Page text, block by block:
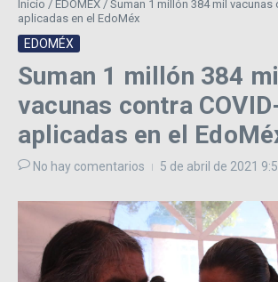
Inicio / EDOMÉX / Suman 1 millón 384 mil vacunas
aplicadas en el EdoMéx
EDOMÉX
Suman 1 millón 384 mil
vacunas contra
aplicadas en el
No hay comentarios 5 de abril de 2021